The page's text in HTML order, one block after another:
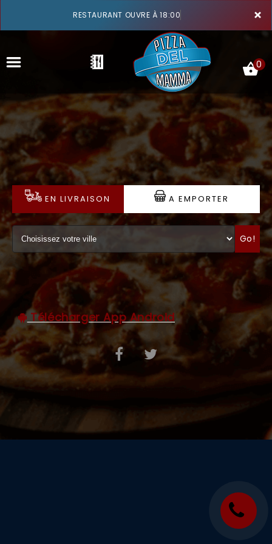
×
RESTAURANT OUVRE À 18:00
ACCUEIL
LA CARTE
VOTRE COMPTE
NOTRE RESTAURANT
VOS AVIS
MENTIONS LÉGALES
C.G.V
0
EN LIVRAISON A EMPORTER
Go!
Télécharger App Android